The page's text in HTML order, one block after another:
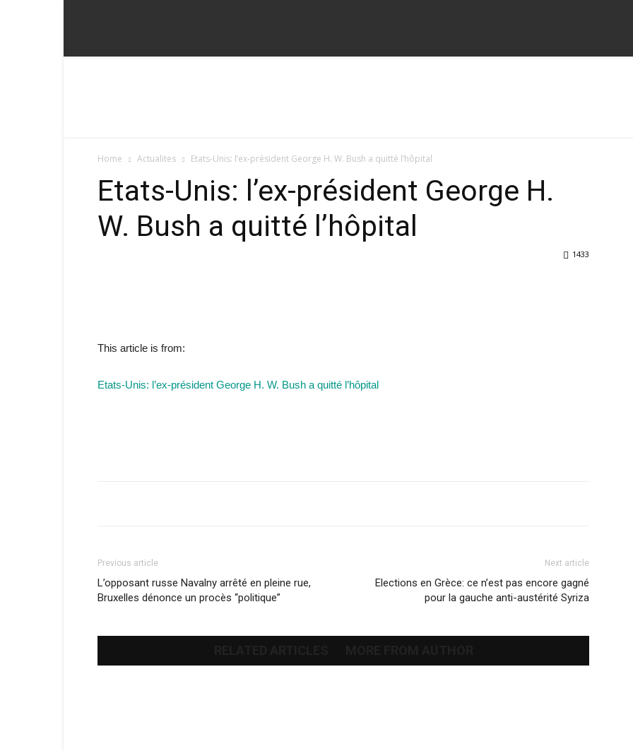
Home Actualites Etats-Unis: l’ex-président George H. W. Bush a quitté l’hôpital
Etats-Unis: l’ex-président George H.
W. Bush a quitté l’hôpital
1433
This article is from:
Etats-Unis: l’ex-président George H. W. Bush a quitté l’hôpital
Previous article
L’opposant russe Navalny arrêté en pleine rue,
Bruxelles dénonce un procès “politique”
Next article
Elections en Grèce: ce n’est pas encore gagné
pour la gauche anti-austérité Syriza